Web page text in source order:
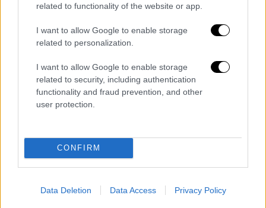
related to functionality of the website or app.
I want to allow Google to enable storage
related to personalization.
I want to allow Google to enable storage
related to security, including authentication
functionality and fraud prevention, and other
user protection.
CONFIRM
Data Deletion Data Access Privacy Policy
Αθλητισμός|12.11.2021 21:12
Ολυμπιακός: Προβληματικός εκτός
έδρας, έχασε απ' τη Ζενίτ στην Αγία